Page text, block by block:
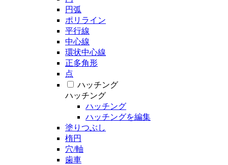
円弧
ポリライン
平行線
中心線
環状中心線
正多角形
点
ハッチング
ハッチング
ハッチング
ハッチングを編集
塗りつぶし
楕円
穴/軸
歯車